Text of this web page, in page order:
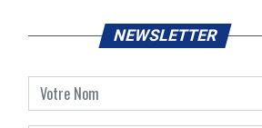
NEWSLETTER